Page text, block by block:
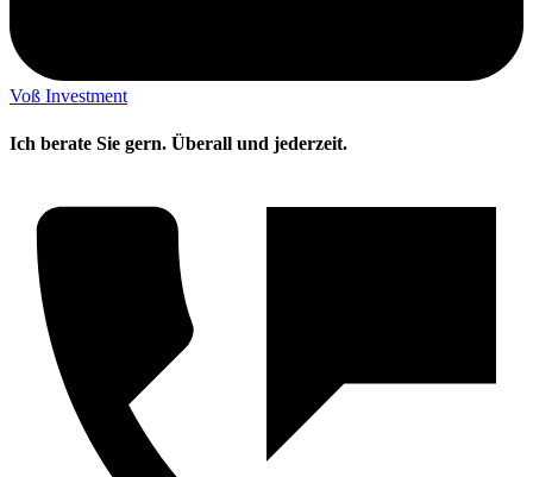
Voß Investment
Ich berate Sie gern. Überall und jederzeit.